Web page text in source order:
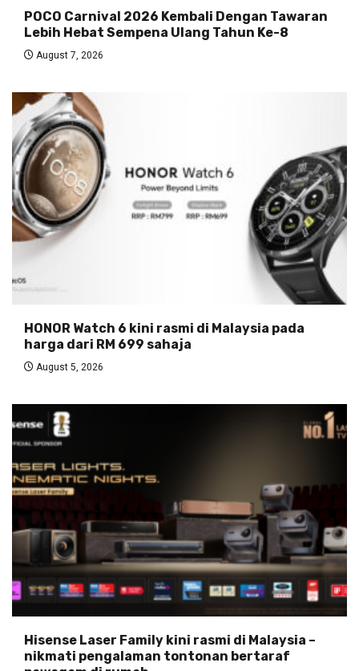
POCO Carnival 2026 Kembali Dengan Tawaran
Lebih Hebat Sempena Ulang Tahun Ke-8
August 7, 2026
HONOR Watch 6 kini rasmi di Malaysia pada
harga dari RM 699 sahaja
August 5, 2026
Hisense Laser Family kini rasmi di Malaysia –
nikmati pengalaman tontonan bertaraf